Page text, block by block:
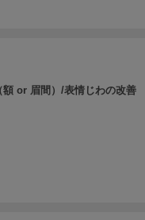
額 or 眉間）/表情じわの改善